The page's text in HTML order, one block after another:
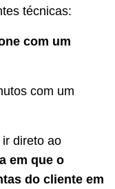
técnicas:
com um
com um
direto ao
em que o
do cliente em